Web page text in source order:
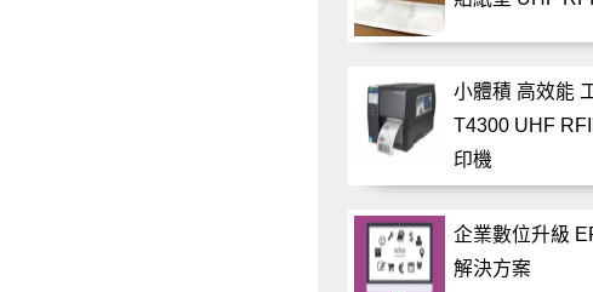
小體積 高效能
T4300 UHF
印機
企業數位升級
解決方案